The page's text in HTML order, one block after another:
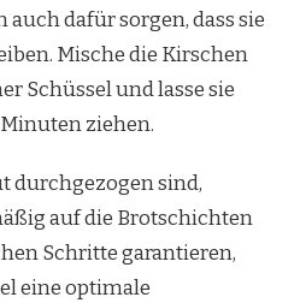
dafür sorgen, dass sie
Mische die Kirschen
Schüssel und lasse sie
ziehen.
durchgezogen sind,
auf die Brotschichten
Schritte garantieren,
eine optimale